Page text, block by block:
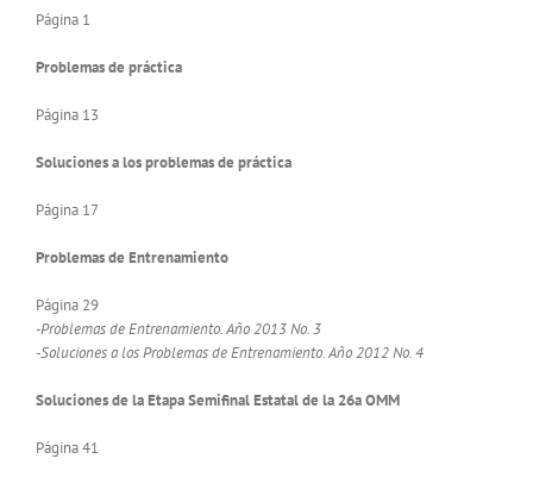
Página 1
Problemas de práctica
Página 13
Soluciones a los problemas de práctica
Página 17
Problemas de Entrenamiento
Página 29
-Problemas de Entrenamiento. Año 2013 No. 3
-Soluciones a los Problemas de Entrenamiento. Año 2012 No. 4
Soluciones de la Etapa Semifinal Estatal de la 26a OMM
Página 41